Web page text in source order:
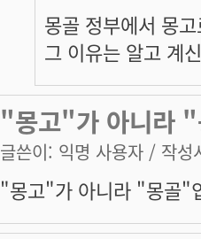
몽골 정부에서 몽
그 이유는 알고 계
"몽고"가 아니라 "
글쓴이: 익명 사용자 / 작성
"몽고"가 아니라 "몽골"